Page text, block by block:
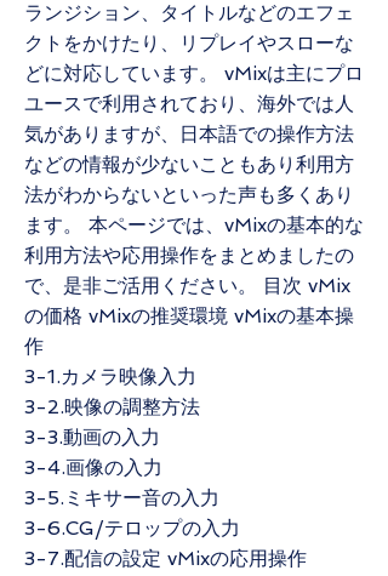
ランジション、タイトルなどのエフェ
クトをかけたり、リプレイやスローな
どに対応しています。 vMixは主にプロ
ユースで利用されており、海外では人
気がありますが、日本語での操作方法
などの情報が少ないこともあり利用方
法がわからないといった声も多くあり
ます。 本ページでは、vMixの基本的な
利用方法や応用操作をまとめましたの
で、是非ご活用ください。 目次 vMix
の価格 vMixの推奨環境 vMixの基本操
作
3-1.カメラ映像入力
3-2.映像の調整方法
3-3.動画の入力
3-4.画像の入力
3-5.ミキサー音の入力
3-6.CG/テロップの入力
3-7.配信の設定 vMixの応用操作